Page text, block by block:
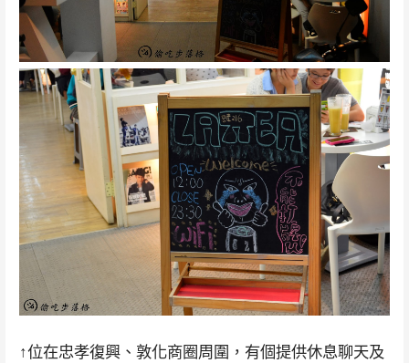
↑位在忠孝復興、敦化商圈周圍，有個提供休息聊天及